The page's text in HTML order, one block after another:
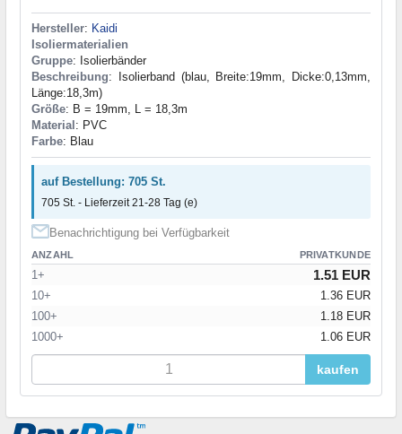
Hersteller: Kaidi
Isoliermaterialien
Gruppe: Isolierbänder
Beschreibung: Isolierband (blau, Breite:19mm, Dicke:0,13mm,
Länge:18,3m)
Größe: B = 19mm, L = 18,3m
Material: PVC
Farbe: Blau
auf Bestellung: 705 St.
705 St. - Lieferzeit 21-28 Tag (e)
Benachrichtigung bei Verfügbarkeit
ANZAHL PRIVATKUNDE
1+ 1.51 EUR
10+
1.36 EUR
100+
1.18 EUR
1000+
1.06 EUR
kaufen